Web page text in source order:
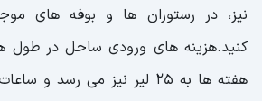
نیز، در رستوران ها و بوفه های
هفته ها به ۲۵ لیر نیز می رسد